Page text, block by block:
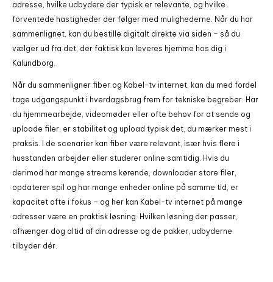
adresse, hvilke udbydere der typisk er relevante, og hvilke
forventede hastigheder der følger med mulighederne. Når du har
sammenlignet, kan du bestille digitalt direkte via siden – så du
vælger ud fra det, der faktisk kan leveres hjemme hos dig i
Kalundborg.
Når du sammenligner fiber og Kabel-tv internet, kan du med fordel
tage udgangspunkt i hverdagsbrug frem for tekniske begreber. Har
du hjemmearbejde, videomøder eller ofte behov for at sende og
uploade filer, er stabilitet og upload typisk det, du mærker mest i
praksis. I de scenarier kan fiber være relevant, især hvis flere i
husstanden arbejder eller studerer online samtidig. Hvis du
derimod har mange streams kørende, downloader store filer,
opdaterer spil og har mange enheder online på samme tid, er
kapacitet ofte i fokus – og her kan Kabel-tv internet på mange
adresser være en praktisk løsning. Hvilken løsning der passer,
afhænger dog altid af din adresse og de pakker, udbyderne
tilbyder dér.